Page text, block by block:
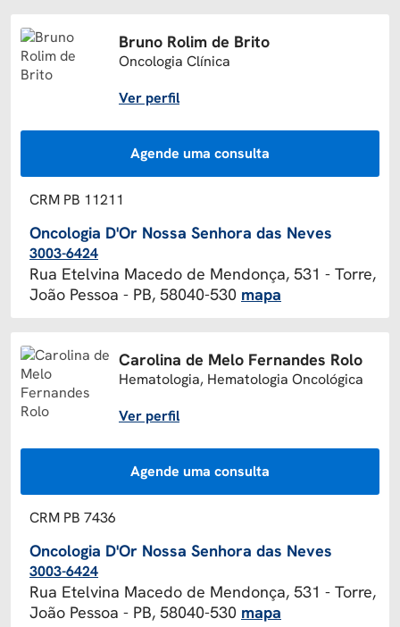
Bruno Rolim de Brito
Oncologia Clínica
Ver perfil
Agende uma consulta
CRM PB 11211
Oncologia D'Or Nossa Senhora das Neves
3003-6424
Rua Etelvina Macedo de Mendonça, 531 - Torre,
João Pessoa - PB, 58040-530 mapa
Carolina de Melo Fernandes Rolo
Hematologia, Hematologia Oncológica
Ver perfil
Agende uma consulta
CRM PB 7436
Oncologia D'Or Nossa Senhora das Neves
3003-6424
Rua Etelvina Macedo de Mendonça, 531 - Torre,
João Pessoa - PB, 58040-530 mapa